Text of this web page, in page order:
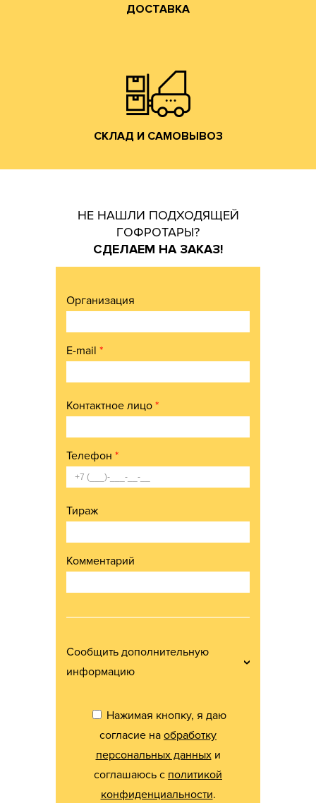
ДОСТАВКА
СКЛАД И САМОВЫВОЗ
СКЛАД И САМОВЫВОЗ
НЕ НАШЛИ ПОДХОДЯЩЕЙ
ГОФРОТАРЫ?
СДЕЛАЕМ НА ЗАКАЗ!
Организация
E-mail *
Контактное лицо *
Телефон *
Тираж
Комментарий
Сообщить дополнительную
информацию
Нажимая кнопку, я даю
согласие на обработку
персональных данныхи
соглашаюсь с политикой
конфиденциальности.